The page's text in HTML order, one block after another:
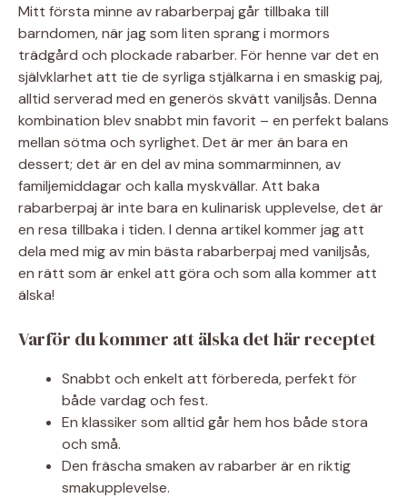
Mitt första minne av rabarberpaj går tillbaka till
barndomen, när jag som liten sprang i mormors
trädgård och plockade rabarber. För henne var det en
självklarhet att tie de syrliga stjälkarna i en smaskig paj,
alltid serverad med en generös skvätt vaniljsås. Denna
kombination blev snabbt min favorit – en perfekt balans
mellan sötma och syrlighet. Det är mer än bara en
dessert; det är en del av mina sommarminnen, av
familjemiddagar och kalla myskvällar. Att baka
rabarberpaj är inte bara en kulinarisk upplevelse, det är
en resa tillbaka i tiden. I denna artikel kommer jag att
dela med mig av min bästa rabarberpaj med vaniljsås,
en rätt som är enkel att göra och som alla kommer att
älska!
Varför du kommer att älska det här receptet
Snabbt och enkelt att förbereda, perfekt för
både vardag och fest.
En klassiker som alltid går hem hos både stora
och små.
Den fräscha smaken av rabarber är en riktig
smakupplevelse.